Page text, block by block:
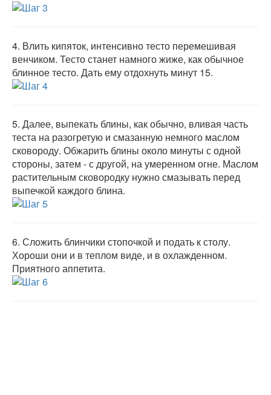
4. Влить кипяток, интенсивно тесто перемешивая
венчиком. Тесто станет намного жиже, как обычное
блинное тесто. Дать ему отдохнуть минут 15.
5. Далее, выпекать блины, как обычно, вливая часть
теста на разогретую и смазанную немного маслом
сковороду. Обжарить блины около минуты с одной
стороны, затем - с другой, на умеренном огне. Маслом
растительным сковородку нужно смазывать перед
выпечкой каждого блина.
6. Сложить блинчики стопочкой и подать к столу.
Хороши они и в теплом виде, и в охлажденном.
Приятного аппетита.